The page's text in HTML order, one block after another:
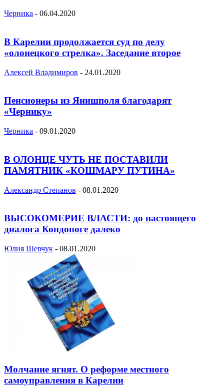
Черника - 06.04.2020
В Карелии продолжается суд по делу
«олонецкого стрелка». Заседание второе
Алексей Владимиров - 24.01.2020
Пенсионеры из Янишполя благодарят
«Чернику»
Черника - 09.01.2020
В ОЛОНЦЕ ЧУТЬ НЕ ПОСТАВИЛИ
ПАМЯТНИК «КОШМАРУ ПУТИНА»
Александр Степанов - 08.01.2020
ВЫСОКОМЕРИЕ ВЛАСТИ: до настоящего
диалога Кондопоге далеко
Юлия Шевчук - 08.01.2020
Молчание ягнят. О реформе местного
самоуправления в Карелии